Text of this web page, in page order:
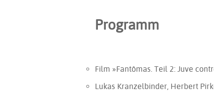
Programm
Film »Fantômas. Teil 2: Juve
Lukas Kranzelbinder, Herbert